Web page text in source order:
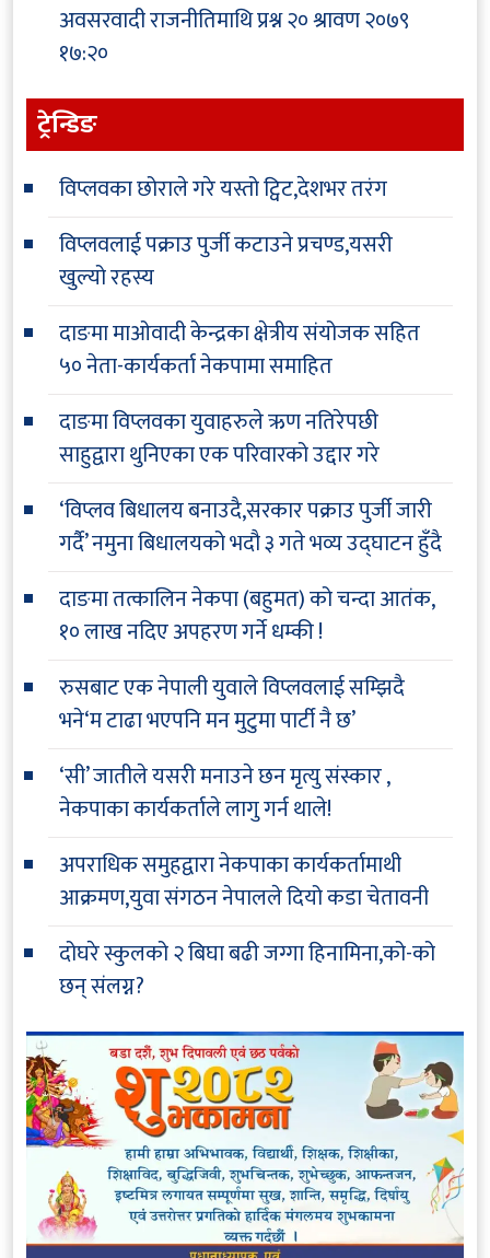
अवसरवादी राजनीतिमाथि प्रश्न२० श्रावण २०७९
१७:२०
ट्रेन्डिङ
विप्लवका छोराले गरे यस्तो ट्विट,देशभर तरंग
विप्लवलाई पक्राउ पुर्जी कटाउने प्रचण्ड,यसरी
खुल्यो रहस्य
दाङमा माओवादी केन्द्रका क्षेत्रीय संयोजक सहित
५० नेता-कार्यकर्ता नेकपामा समाहित
दाङमा विप्लवका युवाहरुले ऋण नतिरेपछी
साहुद्वारा थुनिएका एक परिवारको उद्दार गरे
‘विप्लव बिधालय बनाउदै,सरकार पक्राउ पुर्जी जारी
गर्दै’ नमुना बिधालयको भदौ ३ गते भव्य उद्घाटन हुँदै
दाङमा तत्कालिन नेकपा (बहुमत) को चन्दा आतंक,
१० लाख नदिए अपहरण गर्ने धम्की !
रुसबाट एक नेपाली युवाले विप्लवलाई सम्झिदै
भने‘म टाढा भएपनि मन मुटुमा पार्टी नै छ’
‘सी’ जातीले यसरी मनाउने छन मृत्यु संस्कार ,
नेकपाका कार्यकर्ताले लागु गर्न थाले!
अपराधिक समुहद्वारा नेकपाका कार्यकर्तामाथी
आक्रमण,युवा संगठन नेपालले दियो कडा चेतावनी
दोघरे स्कुलको २ बिघा बढी जग्गा हिनामिना,को-को
छन् संलग्न?